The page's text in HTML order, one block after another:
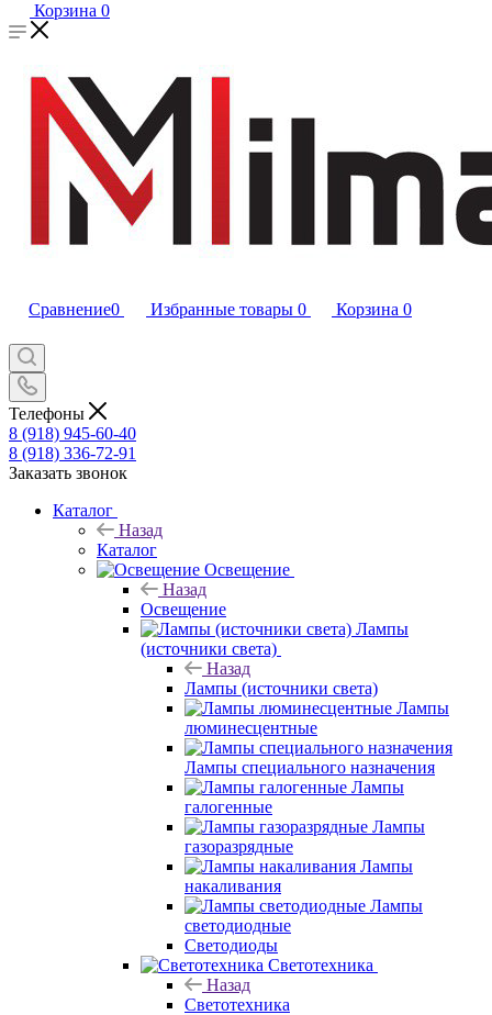
Корзина 0
Сравнение0 Избранные товары 0 Корзина 0
Телефоны
8 (918) 945-60-40
8 (918) 336-72-91
Заказать звонок
Каталог
Назад
Каталог
Освещение
Назад
Освещение
Лампы
(источники света)
Назад
Лампы (источники света)
Лампы
люминесцентные
Лампы специального назначения
Лампы
галогенные
Лампы
газоразрядные
Лампы
накаливания
Лампы
светодиодные
Светодиоды
Светотехника
Назад
Светотехника